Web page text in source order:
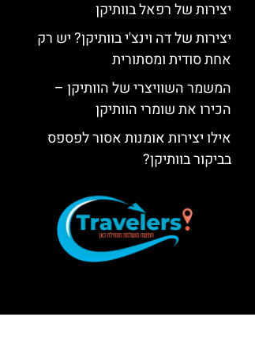
יצירות של רפאל בוותיקן
יצירות של דה וינצ'י בוותיקן? יש רק
אחת סודית ומסתורית
המשמר השוויצרי של הוותיקן –
הכירו את שומרי הוותיקן
אילו יצירות אומנות אסור לפספס
בביקור בוותיקן?